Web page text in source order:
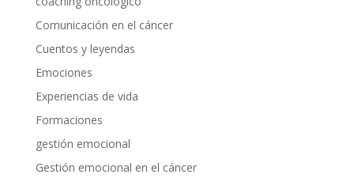
Comunicación en el cáncer
Cuentos y leyendas
Emociones
Experiencias de vida
Formaciones
gestión emocional
Gestión emocional en el cáncer